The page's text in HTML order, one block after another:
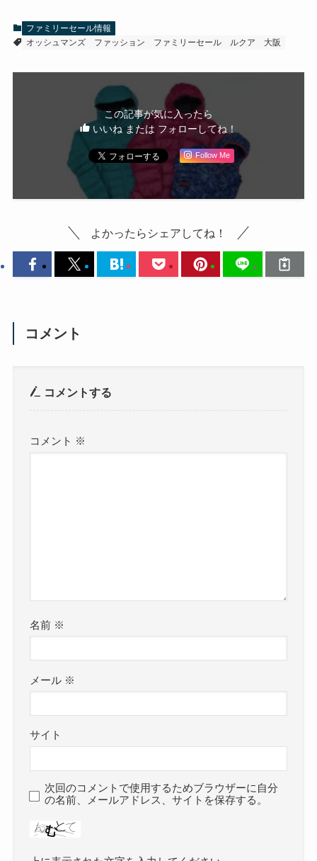
ファミリーセール情報
オッシュマンズ
ファッション ファミリーセール ルクア 大阪
この記事が気に入ったら
いいね または フォローしてね！
Follow Me
よかったらシェアしてね！
コメント
コメントする
コメント ※
名前 ※
メール ※
サイト
次回のコメントで使用するためブラウザーに自分
の名前、メールアドレス、サイトを保存する。